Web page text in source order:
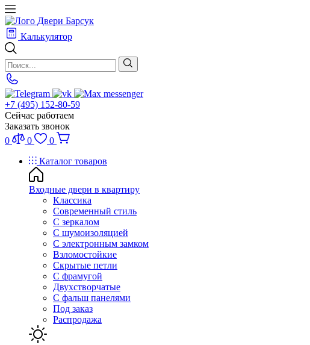
Калькулятор
+7 (495) 152-80-59
Сейчас работаем
Заказать звонок
0
0
0
Каталог товаров
Входные двери в квартиру
Классика
Современный стиль
С зеркалом
С шумоизоляцией
С электронным замком
Взломостойкие
Скрытые петли
С фрамугой
Двухстворчатые
С фальш панелями
Под заказ
Распродажа